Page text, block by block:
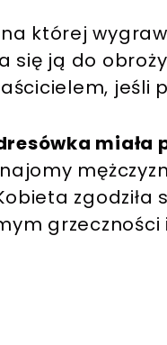
której
się ją do
jeśli
miała